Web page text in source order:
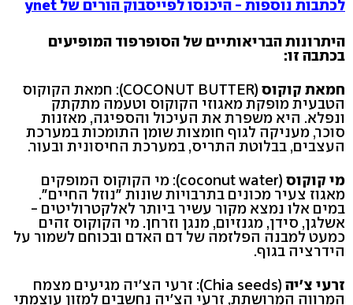
לכתבות נוספות - היכנסו לפייסבוק הורים של ynet
היתרונות הבריאותיים של הסופרפוד המופיעים
בכתבה זו:
חמאת קוקוס
(COCONUT BUTTER): חמאת הקוקוס
הטבעית מופקת מאגוזי הקוקוס וטעמה מתקתק
ונפלא. היא משפרת את העיכול והספיגה, מאזנות
סוכר, מעניקה לגוף חומצות שומן התומכות במערכת
העצבים, בבלוטת התריס, במערכת החיסונית ובעור.
מי קוקוס
(coconut water): מי הקוקוס המופקים
מאגוז צעיר מכונים בתרבויות שונות "נוזל החיים".
במים אלו נמצא מקור עשיר ביותר לאלקטרוליטים -
אשלגן, סידן, מגנזיום, מנגן וזרחן. מי הקוקוס זהים
כמעט למבנה הפלזמה של דם האדם ובכוחם לשמור על
הידרציה בגוף.
זרעי צ׳יה
(Chia seeds): זרעי הצ׳יה מגיעים מצמח
המרווה המרושתת, זרעי הצ׳יה נחשבים למזון עוצמתי